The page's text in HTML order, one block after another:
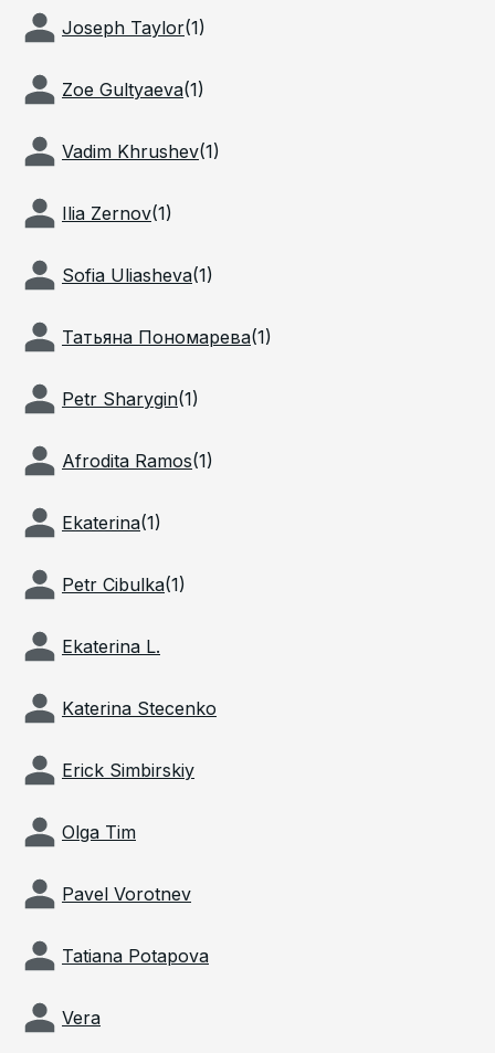
Joseph Taylor(1)
Zoe Gultyaeva(1)
Vadim Khrushev(1)
Ilia Zernov(1)
Sofia Uliasheva(1)
Татьяна Пономарева(1)
Petr Sharygin(1)
Afrodita Ramos(1)
Ekaterina(1)
Petr Cibulka(1)
Ekaterina L.
Katerina Stecenko
Erick Simbirskiy
Olga Tim
Pavel Vorotnev
Tatiana Potapova
Vera